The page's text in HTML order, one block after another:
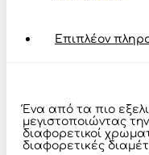
Επιπλέον
Ένα από τα πιο
μεγιστοποιώντας
διαφορετικοί
διαφορετικές